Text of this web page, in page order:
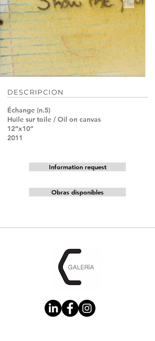
DESCRIPCION
Échange (n.5)
Huile sur toile / Oil on canvas
12“x10“
2011
Information request
Obras disponibles